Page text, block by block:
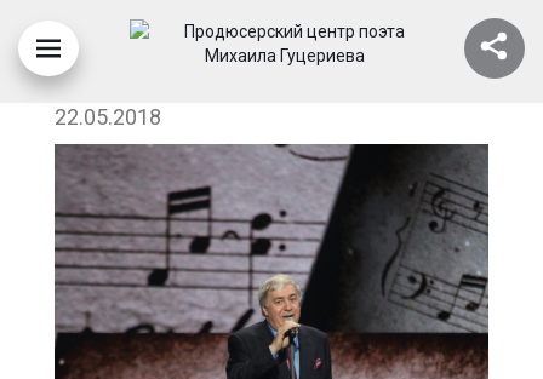
1
22.05.2018